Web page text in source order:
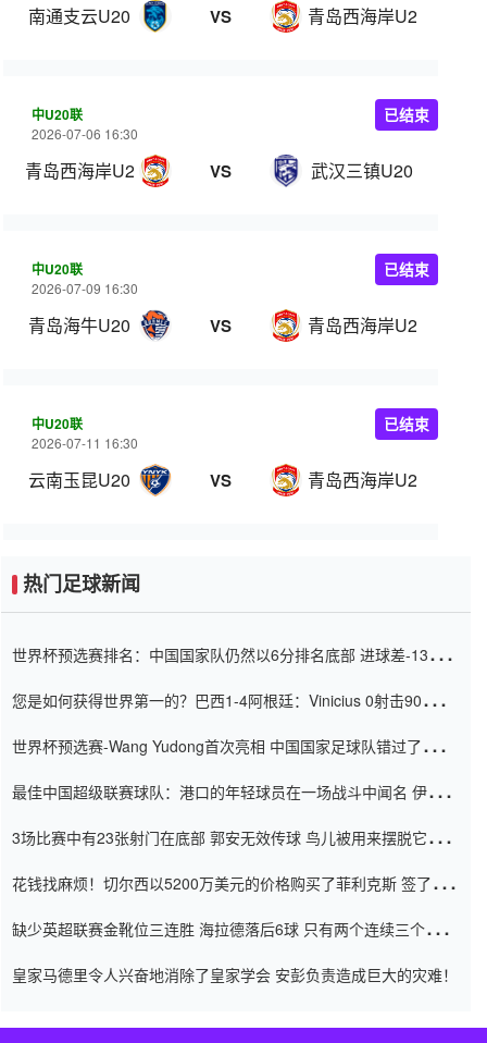
南通支云U20 VS 青岛西海岸U20
中U20联
2026-07-06 16:30
青岛西海岸U20 VS 武汉三镇U20
已结束
中U20联
2026-07-09 16:30
青岛海牛U20 VS 青岛西海岸U20
已结束
中U20联
2026-07-11 16:30
云南玉昆U20 VS 青岛西海岸U20
已结束
热门足球新闻
世界杯预选赛排名：中国国家队仍然以6分排名底部 进球差-13令人
您是如何获得世界第一的？巴西1-4阿根廷：Vinicius 0射击90分钟
世界杯预选赛-Wang Yudong首次亮相 中国国家足球队错过了世界
最佳中国超级联赛球队：港口的年轻球员在一场战斗中闻名 伊万放
3场比赛中有23张射门在底部 郭安无效传球 鸟儿被用来摆脱它
花钱找麻烦！切尔西以5200万美元的价格购买了菲利克斯 签了7年
缺少英超联赛金靴位三连胜 海拉德落后6球 只有两个连续三个连续
皇家马德里令人兴奋地消除了皇家学会 安彭负责造成巨大的灾难！